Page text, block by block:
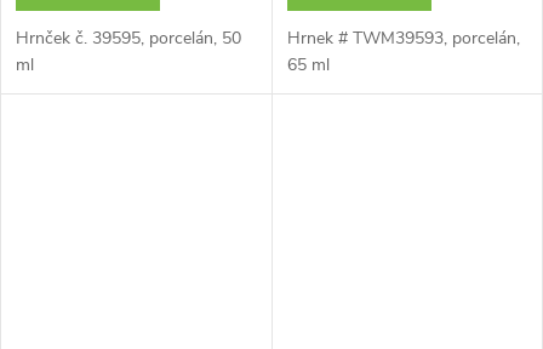
Hrnček č. 39595, porcelán, 50
ml
Hrnek # TWM39593, porcelán,
65 ml